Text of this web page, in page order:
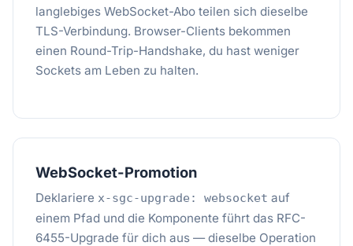
langlebiges WebSocket-Abo teilen sich dieselbe
TLS-Verbindung. Browser-Clients bekommen
einen Round-Trip-Handshake, du hast weniger
Sockets am Leben zu halten.
WebSocket-Promotion
Deklariere x-sgc-upgrade: websocket auf
einem Pfad und die Komponente führt das RFC-
6455-Upgrade für dich aus — dieselbe Operation